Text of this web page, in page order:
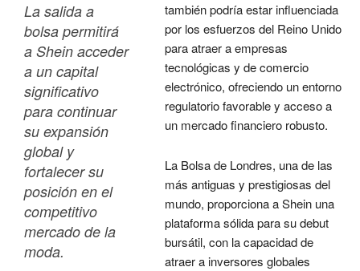
La salida a
bolsa permitirá
a Shein acceder
a un capital
significativo
para continuar
su expansión
global y
fortalecer su
posición en el
competitivo
mercado de la
moda.
también podría estar influenciada
por los esfuerzos del Reino Unido
para atraer a empresas
tecnológicas y de comercio
electrónico, ofreciendo un entorno
regulatorio favorable y acceso a
un mercado financiero robusto.
La Bolsa de Londres, una de las
más antiguas y prestigiosas del
mundo, proporciona a Shein una
plataforma sólida para su debut
bursátil, con la capacidad de
atraer a inversores globales